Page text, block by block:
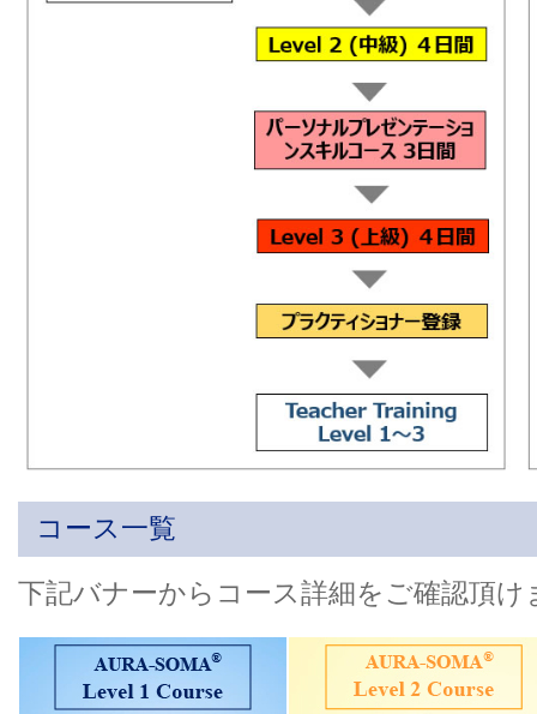
コース一覧
下記バナーからコース詳細をご確認頂け